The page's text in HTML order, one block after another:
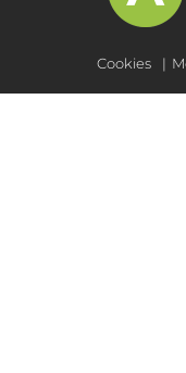
Cookies